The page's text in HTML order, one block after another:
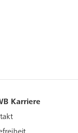
Karriere